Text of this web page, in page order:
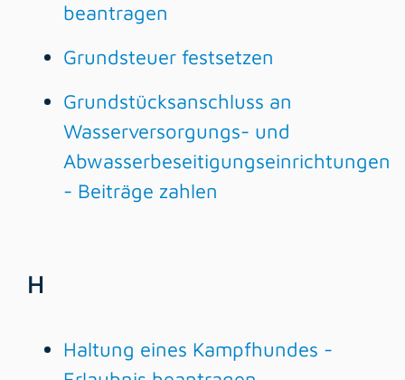
beantragen
Grundsteuer festsetzen
Grundstücksanschluss an
Wasserversorgungs- und
Abwasserbeseitigungseinrichtungen
- Beiträge zahlen
H
Haltung eines Kampfhundes -